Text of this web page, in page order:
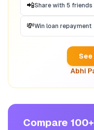
📲Share with 5 friends
💸Win loan repayment
Abhi
Compare